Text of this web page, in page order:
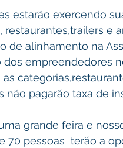
estarão exercendo
e
de alinhamento na
empreendedores
pagarão taxa de
grande feira e
70 pessoas  terão a